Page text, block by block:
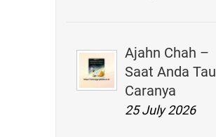
Ajahn Chah –
Saat Anda Tau
Caranya
25 July 2026